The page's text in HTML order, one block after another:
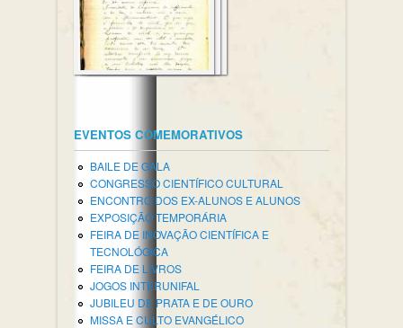
EVENTOS COMEMORATIVOS
BAILE DE GALA
CONGRESSO CIENTÍFICO CULTURAL
ENCONTRO DOS EX-ALUNOS E ALUNOS
EXPOSIÇÃO TEMPORÁRIA
FEIRA DE INOVAÇÃO CIENTÍFICA E
TECNOLÓGICA
FEIRA DE LIVROS
JOGOS INTERUNIFAL
JUBILEU DE PRATA E DE OURO
MISSA E CULTO EVANGÉLICO